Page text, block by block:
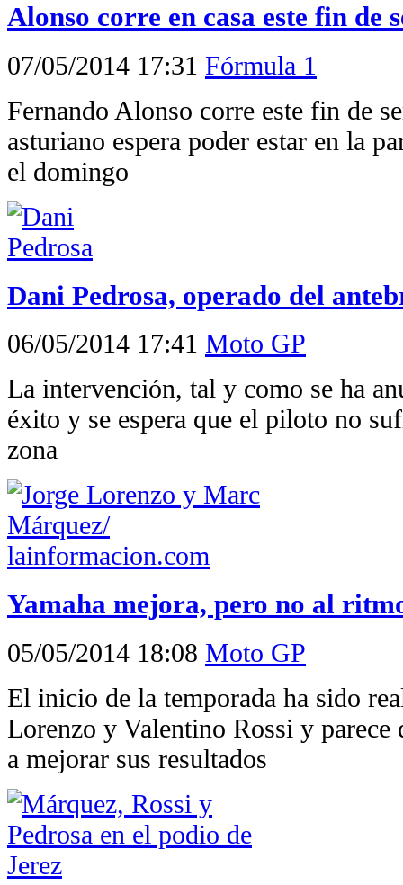
Alonso corre en casa este fin de
07/05/2014 17:31 Fórmula 1
Fernando Alonso corre este fin de
asturiano espera poder estar en la
el domingo
Dani Pedrosa, operado del
06/05/2014 17:41 Moto GP
La intervención, tal y como se ha
éxito y se espera que el piloto no
zona
Yamaha mejora, pero no al
05/05/2014 18:08 Moto GP
El inicio de la temporada ha sido
Lorenzo y Valentino Rossi y parece
a mejorar sus resultados